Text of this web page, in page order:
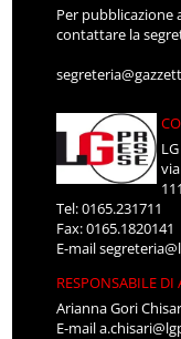
Per pubblicazione
contattare la
Tel: 0165.231711
Fax: 0165.1820141
E-mail
RESPONSABILE DI
Arianna Gori
E-mail